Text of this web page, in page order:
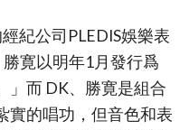
紀公司PLEDIS娛樂表
寛以明年1月發行爲
」而 DK、勝寛是組合
實的唱功，但音色和表